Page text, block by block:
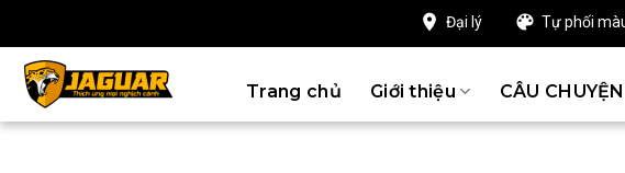
dung
Đại lý Tự phối
Trang chủ Giới thiệu CÂU